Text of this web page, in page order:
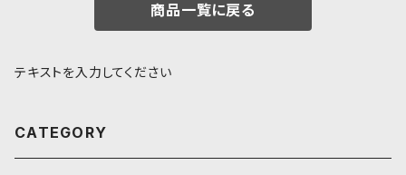
商品一覧に戻る
テキストを入力してください
CATEGORY